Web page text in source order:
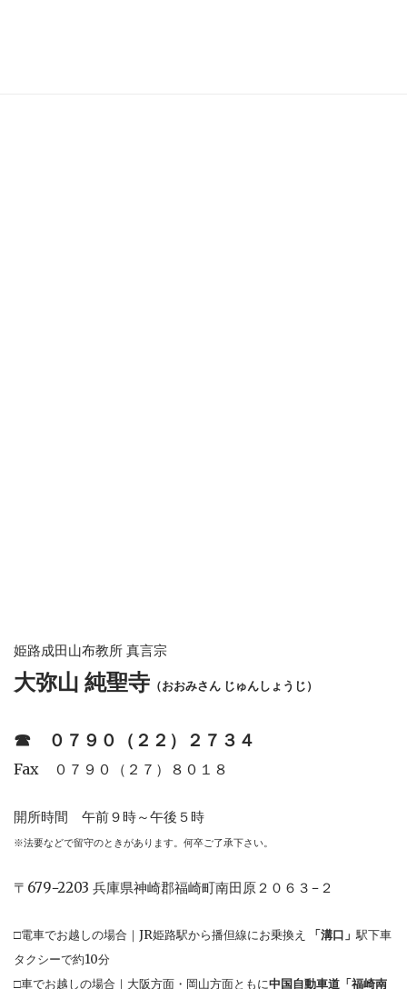
姫路成田山布教所 真言宗
大弥山 純聖寺 （おおみさん じゅんしょうじ）
☎︎ ０７９０（２２）２７３４
Fax ０７９０（２７）８０１８
開所時間 午前９時～午後５時
※法要などで留守のときがあります。何卒ご了承下さい。
〒679−2203 兵庫県神崎郡福崎町南田原２０６３−２
□電車でお越しの場合｜JR姫路駅から播但線にお乗換え 「溝口」駅下車
タクシーで約10分
□車でお越しの場合｜大阪方面・岡山方面ともに中国自動車道「福崎南